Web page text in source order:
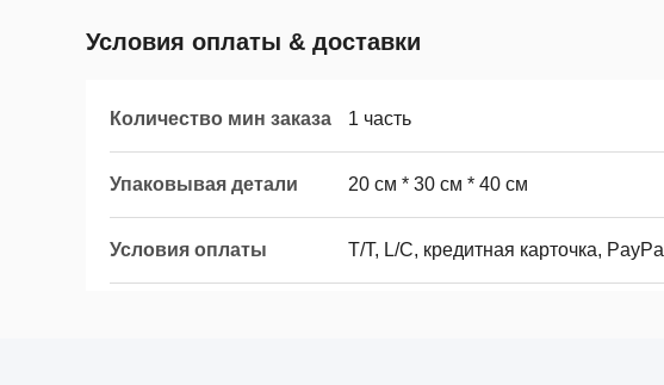
Условия оплаты & доставки
Количество мин заказа 1 часть
Упаковывая детали 20 см * 30 см * 40 см
Условия оплаты T/T, L/C, кредитная карточка, PayPal